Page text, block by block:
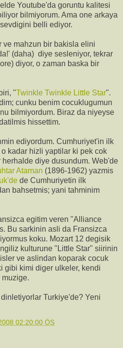
Youtube'da goruntu kalitesi
bilmiyorum. Ama one arkaya
belli ediyor.
mahzun bir bakisla elini
(daha) diye sesleniyor, tekrar
diyor, o zaman baska bir
"Twinkle Twinkle Little Star".
cunku benim cocuklugumun
bilmiyordum. Biraz da niyeyse
hissettim.
ediyordum. Cumhuriyet'in ilk
kadar hizli yaptilar ki pek cok
diye dusundum. Web'de
Ataman (1896-1962) yazmis
de Cumhuriyetin ilk
bahsetmis; yani tahminim
egitim veren "Alliance
Bu sarkinin asli da Fransizca
koku. Mozart 12 degisik
kulturune "Little Star" siirinin
ve aslindan koparak cocuk
gibi kimi diger ulkeler, kendi
Turkiye'de? Yeni
02:20:00 ÖS